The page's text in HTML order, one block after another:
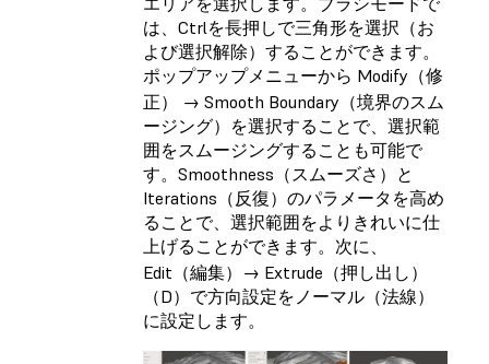
は、Ctrlを長押しで三角形を選択（お
よび選択解除）することができます。
ポップアップメニューから Modify（修
正） → Smooth Boundary（境界のスム
ージング）を選択することで、選択範
囲をスムージングすることも可能で
す。Smoothness（スムーズさ）と
Iterations（反復）のパラメータを高め
ることで、選択範囲をよりきれいに仕
上げることができます。次に、
Edit（編集）→ Extrude（押し出し）
（D）で方向設定をノーマル（法線）
に設定します。